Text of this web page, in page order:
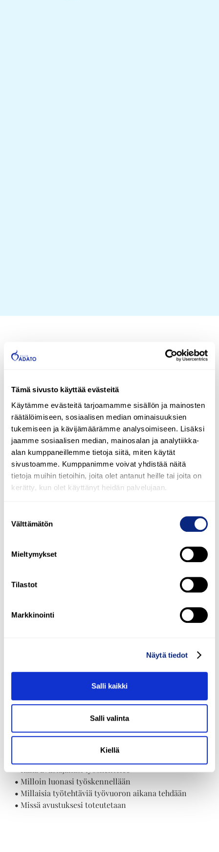
Tämä sivusto käyttää evästeitä
Käytämme evästeitä tarjoamamme sisällön ja mainosten
räätälöimiseen, sosiaalisen median ominaisuuksien
tukemiseen ja kävijämäärämme analysoimiseen. Lisäksi
jaamme sosiaalisen median, mainosalan ja analytiikka-
alan kumppaneillemme tietoja siitä, miten käytät
sivustoamme. Kumppanimme voivat yhdistää näitä
tietoja muihin tietoihin, joita olet antanut heille tai joita on
kerätty, kun olet käyttänyt heidän palvelujaan.
valinta
Välttämätön
Mieltymykset
Tilastot
Markkinointi
Näytä tiedot
Salli kaikki
Salli valinta
Kiellä
Henkilökohtainen apu
yli 15 vuoden
kokemuksella Adatolla
itsemääräämisoikeutesi
Adaton henkilökohtaisella
varma, että saat itse päättää omasta elämästäsi ja
vaikuttaa siihen, miten avustuksesi toteutetaan.
• Milloin luonasi työskennellään
• Millaisia työtehtäviä työvuoron aikana tehdään
• Missä avustuksesi toteutetaan